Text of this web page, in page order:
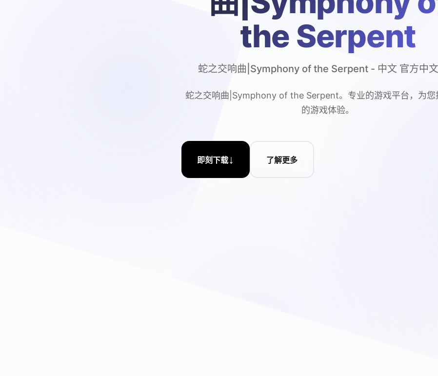
the Serpent
蛇之交响曲|Symphony of the Serpent - 中文 官方中
蛇之交响曲|Symphony of the Serpent。专业的游戏平台，为您
的游戏体验。
即刻下载↓ 了解更多